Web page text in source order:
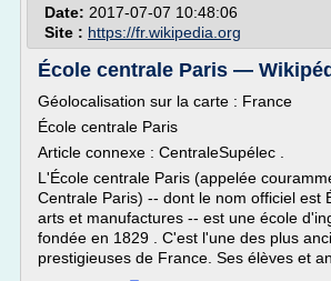
Date: 2017-07-07 10:48:06
Site : https://fr.wikipedia.org
École centrale Paris —
Géolocalisation sur la carte : France
École centrale Paris
Article connexe : CentraleSupélec .
L'École centrale Paris (appelée
Centrale Paris) -- dont le nom officiel est
arts et manufactures -- est une école
fondée en 1829 . C'est l'une des plus
prestigieuses de France. Ses élèves et